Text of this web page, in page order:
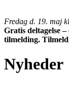
Fredag d. 19. maj
Gratis deltagelse
tilmelding.
Nyheder